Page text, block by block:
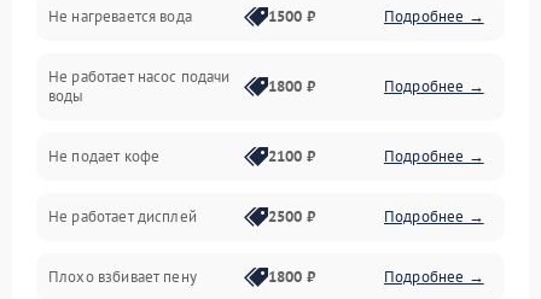
Включение и работа
Проблемы с водой
Проблемы с капучинатором и паром
Управление и электроника
Программное обеспечение
Не нагревается вода 1500 ₽ Подробнее →
Не работает насос подачи
воды
1800 ₽ Подробнее →
Не подает кофе 2100 ₽ Подробнее →
Не работает дисплей 2500 ₽ Подробнее →
Плохо взбивает пену 1800 ₽ Подробнее →